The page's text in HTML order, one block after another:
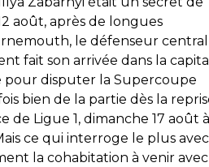
août, après de longues
le défenseur central
fait son arrivée dans la
pour disputer la Supercoupe
bien de la partie dès la
de Ligue 1, dimanche 17 août
ce qui interroge le plus
la cohabitation à venir